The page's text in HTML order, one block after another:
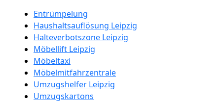
Entrümpelung
Haushaltsauflösung Leipzig
Halteverbotszone Leipzig
Möbellift Leipzig
Möbeltaxi
Möbelmitfahrzentrale
Umzugshelfer Leipzig
Umzugskartons